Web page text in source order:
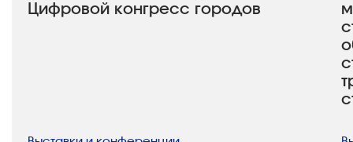
Цифровой конгресс городов